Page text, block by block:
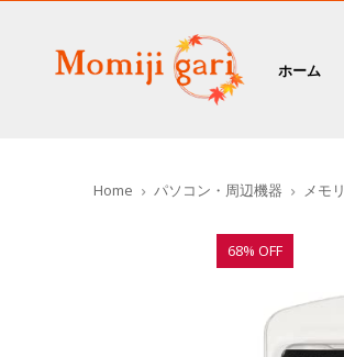
ホーム
Home パソコン・周辺機器 メモリ
68% OFF